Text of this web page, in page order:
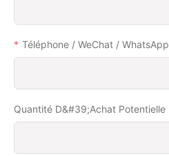
Téléphone / WeChat / WhatsApp
Quantité D&#39;achat Potentielle